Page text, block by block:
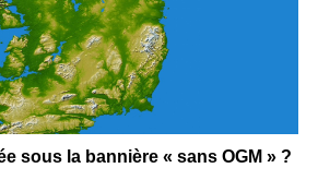
sous la bannière « sans OGM » ?